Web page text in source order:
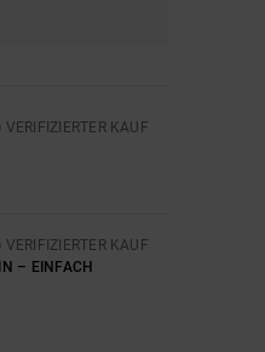
VERIFIZIERTER KAUF
VERIFIZIERTER KAUF
– EINFACH